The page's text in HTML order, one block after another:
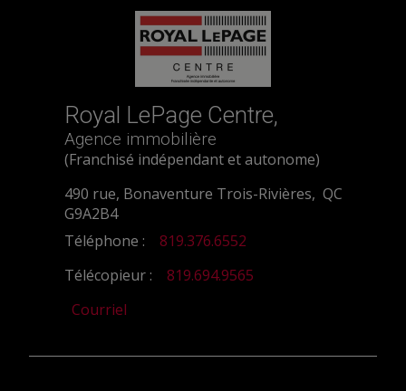
Royal LePage Centre,
Agence immobilière
(Franchisé indépendant et autonome)
490 rue, Bonaventure Trois-Rivières, QC
G9A2B4
Téléphone :
819.376.6552
Télécopieur :
819.694.9565
Courriel